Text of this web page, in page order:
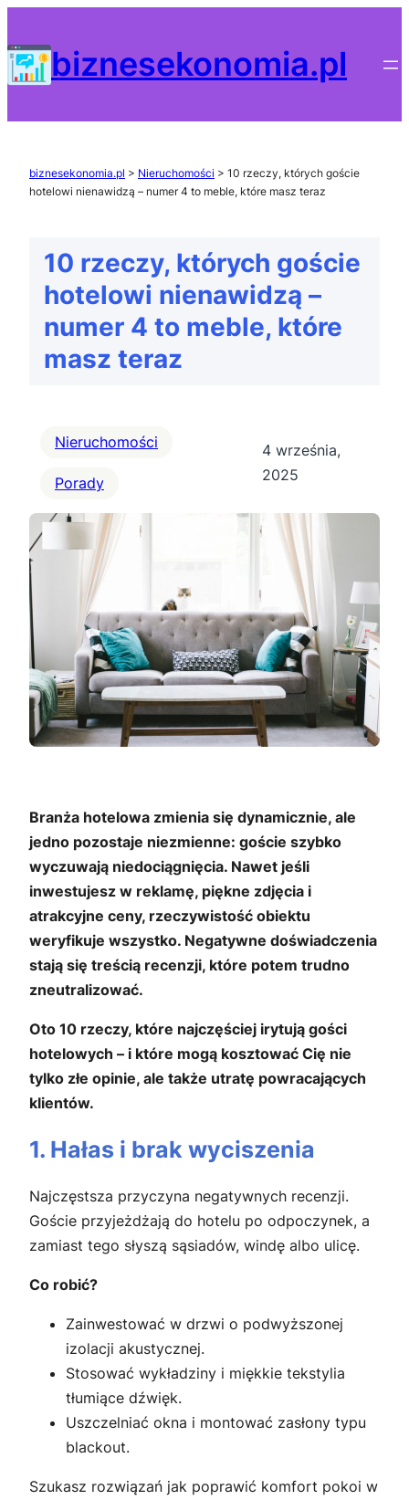
do
treści biznesekonomia.pl
biznesekonomia.pl > Nieruchomości > 10 rzeczy, których goście
hotelowi nienawidzą – numer 4 to meble, które masz teraz
10 rzeczy, których goście
hotelowi nienawidzą –
numer 4 to meble, które
masz teraz
Nieruchomości
Porady
4 września,
2025
Branża hotelowa zmienia się dynamicznie, ale
jedno pozostaje niezmienne: goście szybko
wyczuwają niedociągnięcia. Nawet jeśli
inwestujesz w reklamę, piękne zdjęcia i
atrakcyjne ceny, rzeczywistość obiektu
weryfikuje wszystko. Negatywne doświadczenia
stają się treścią recenzji, które potem trudno
zneutralizować.
Oto 10 rzeczy, które najczęściej irytują gości
hotelowych – i które mogą kosztować Cię nie
tylko złe opinie, ale także utratę powracających
klientów.
1. Hałas i brak wyciszenia
Najczęstsza przyczyna negatywnych recenzji.
Goście przyjeżdżają do hotelu po odpoczynek, a
zamiast tego słyszą sąsiadów, windę albo ulicę.
Co robić?
Zainwestować w drzwi o podwyższonej
izolacji akustycznej.
Stosować wykładziny i miękkie tekstylia
tłumiące dźwięk.
Uszczelniać okna i montować zasłony typu
blackout.
Szukasz rozwiązań jak poprawić komfort pokoi w